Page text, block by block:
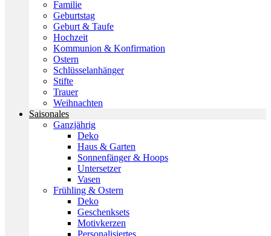
Familie
Geburtstag
Geburt & Taufe
Hochzeit
Kommunion & Konfirmation
Ostern
Schlüsselanhänger
Stifte
Trauer
Weihnachten
Saisonales
Ganzjährig
Deko
Haus & Garten
Sonnenfänger & Hoops
Untersetzer
Vasen
Frühling & Ostern
Deko
Geschenksets
Motivkerzen
Personalisiertes